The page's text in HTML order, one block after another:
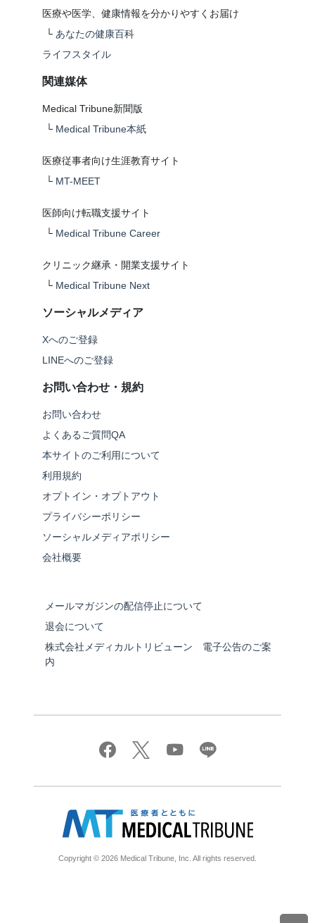
医療や医学、健康情報を分かりやすくお届け
└ あなたの健康百科
ライフスタイル
関連媒体
Medical Tribune新聞版
└ Medical Tribune本紙
医療従事者向け生涯教育サイト
└ MT-MEET
医師向け転職支援サイト
└ Medical Tribune Career
クリニック継承・開業支援サイト
└ Medical Tribune Next
ソーシャルメディア
Xへのご登録
LINEへのご登録
お問い合わせ・規約
お問い合わせ
よくあるご質問QA
本サイトのご利用について
利用規約
オプトイン・オプトアウト
プライバシーポリシー
ソーシャルメディアポリシー
会社概要
メールマガジンの配信停止について
退会について
株式会社メディカルトリビューン 電子公告のご案
内
Copyright © 2026 Medical Tribune, Inc. All rights reserved.